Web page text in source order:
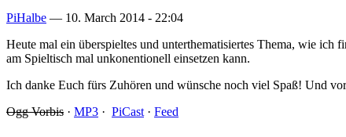
PiHalbe — 10. March 2014 - 22:04
Heute mal ein überspieltes und unterthematisiertes Thema, wie
am Spieltisch mal unkonentionell einsetzen kann.
Ich danke Euch fürs Zuhören und wünsche noch viel Spaß! Und
Ogg Vorbis · MP3 · PiCast · Feed